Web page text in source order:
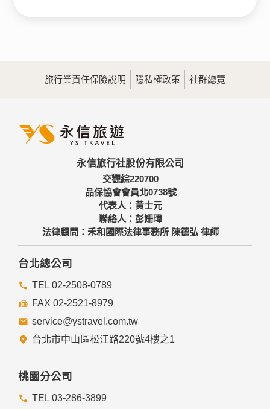
旅行業責任保險說明 隱私權政策 社群總覽
永信旅行社股份有限公司
交觀綜220700
品保協會會員北0738號
代表人：黃士元
聯絡人：彭姍瑋
法律顧問：禾和國際法律事務所 陳德弘 律師
台北總公司
TEL 02-2508-0789
FAX 02-2521-8979
service@ystravel.com.tw
台北市中山區松江路220號4樓之1
桃園分公司
TEL 03-286-3899